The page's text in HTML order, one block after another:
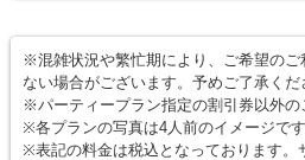
※混雑状況や繁忙期により、ご希望の
ない場合がございます。予めご了承くだ
※パーティープラン指定の割引券以外の
※各プランの写真は4人前のイメージです
※表記の料金は税込となっております。